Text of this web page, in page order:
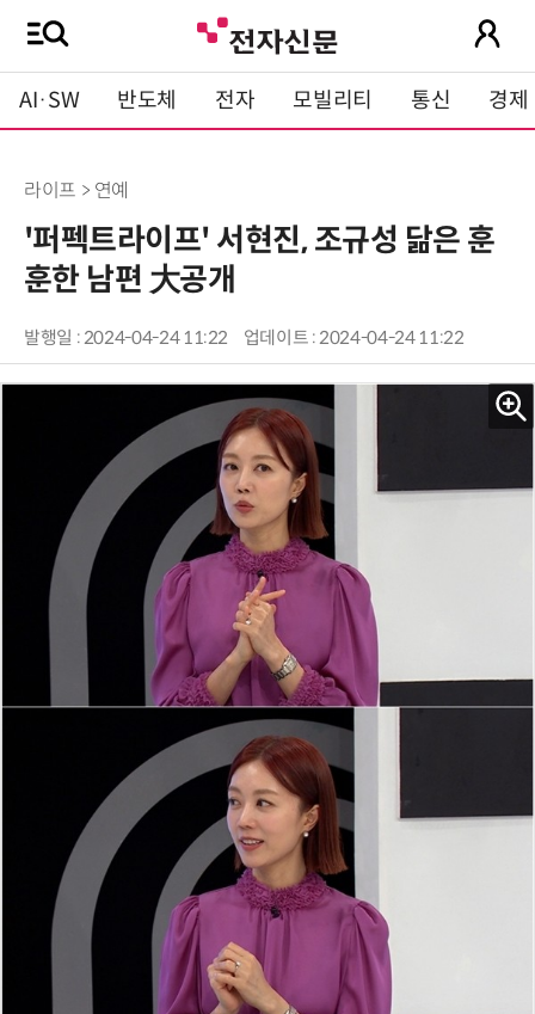
AI·SW 반도체 전자 모빌리티 통신 경제
라이프 > 연예
'퍼펙트라이프' 서현진, 조규성 닮은 훈
훈한 남편 大공개
발행일 : 2024-04-24 11:22 업데이트 : 2024-04-24 11:22